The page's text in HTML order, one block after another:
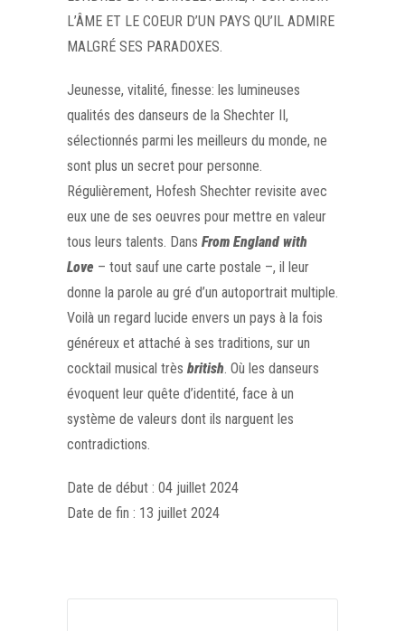
L’ÂME ET LE COEUR D’UN PAYS QU’IL ADMIRE
MALGRÉ SES PARADOXES.
Jeunesse, vitalité, finesse: les lumineuses
qualités des danseurs de la Shechter II,
sélectionnés parmi les meilleurs du monde, ne
sont plus un secret pour personne.
Régulièrement, Hofesh Shechter revisite avec
eux une de ses oeuvres pour mettre en valeur
tous leurs talents. Dans From England with
Love – tout sauf une carte postale –, il leur
donne la parole au gré d’un autoportrait multiple.
Voilà un regard lucide envers un pays à la fois
généreux et attaché à ses traditions, sur un
cocktail musical très british . Où les danseurs
évoquent leur quête d’identité, face à un
système de valeurs dont ils narguent les
contradictions.
Date de début : 04 juillet 2024
Date de fin : 13 juillet 2024